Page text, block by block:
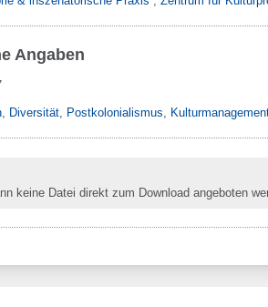
Angaben
, Diversität, Postkolonialismus,
keine Datei direkt zum Download angeboten